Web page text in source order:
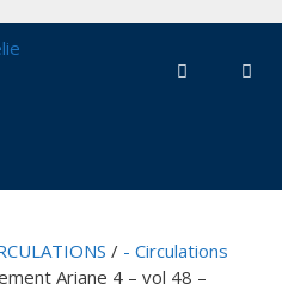
/ - Circulations
Ariane 4 – vol 48 –